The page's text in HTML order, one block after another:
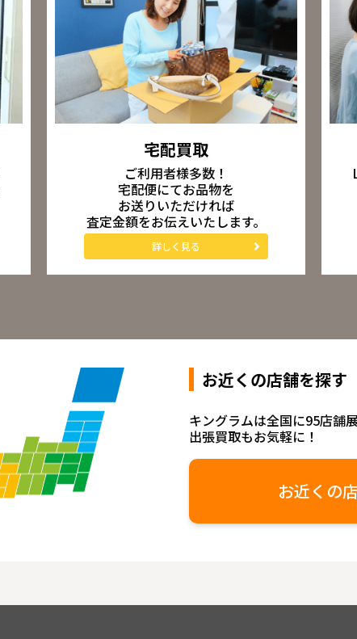
宅配買取
ご利用者様多数！
宅配便にてお品物を
お送りいただければ
査定金額をお伝えいたします。
詳しく見る
お近くの店舗を探す
キングラムは全国に95店舗
出張買取もお気軽に！
お近くの